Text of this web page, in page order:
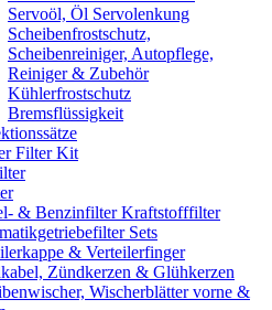
Servoöl, Öl Servolenkung
Scheibenfrostschutz,
Scheibenreiniger, Autopflege,
Reiniger & Zubehör
Kühlerfrostschutz
Bremsflüssigkeit
Filter Kit
& Benzinfilter Kraftstofffilter
Sets
& Verteilerfinger
Zündkerzen & Glühkerzen
Wischerblätter vorne &